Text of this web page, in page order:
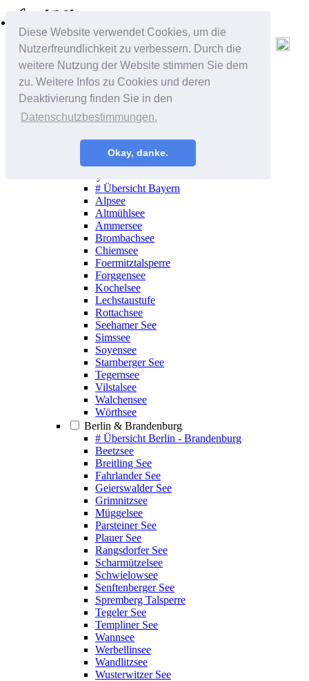
Diese Website verwendet Cookies, um die
Nutzerfreundlichkeit zu verbessern. Durch die
weitere Nutzung der Website stimmen Sie dem
zu. Weitere Infos zu Cookies und deren
Deaktivierung finden Sie in den
Datenschutzbestimmungen.
Okay, danke.
Deutschland
Baden-Württemberg
# Übersicht Baden-Württemberg
Badsee
Bodensee
Epplesee
Erlichsee
Hardtsee
Lauterbourg
Otterstadt
Schluchsee
# Übersicht Bayern
Alpsee
Altmühlsee
Ammersee
Brombachsee
Chiemsee
Foermitztalsperre
Forggensee
Kochelsee
Lechstaustufe
Rottachsee
Seehamer See
Simssee
Soyensee
Starnberger See
Tegernsee
Vilstalsee
Walchensee
Wörthsee
Berlin & Brandenburg
# Übersicht Berlin - Brandenburg
Beetzsee
Breitling See
Fahrlander See
Geierswalder See
Grimnitzsee
Müggelsee
Parsteiner See
Plauer See
Rangsdorfer See
Scharmützelsee
Schwielowsee
Senftenberger See
Spremberg Talsperre
Tegeler See
Templiner See
Wannsee
Werbellinsee
Wandlitzsee
Wusterwitzer See